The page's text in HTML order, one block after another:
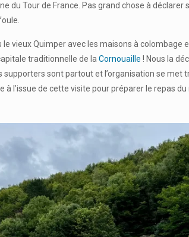
du Tour de France. Pas grand chose à déclarer
vieux Quimper avec les maisons à colombage
traditionnelle de laCornouaille ! Nous la
supporters sont partout et l’organisation se
l’issue de cette visite pour préparer le repas